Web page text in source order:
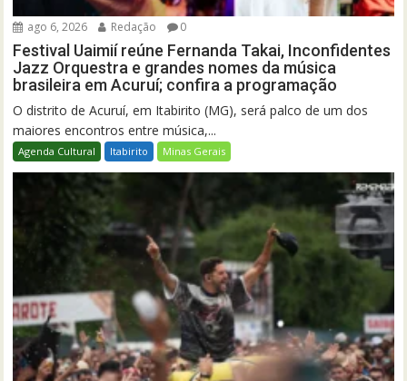
ago 6, 2026 Redação 0
Festival Uaimií reúne Fernanda Takai, Inconfidentes
Jazz Orquestra e grandes nomes da música
brasileira em Acuruí; confira a programação
O distrito de Acuruí, em Itabirito (MG), será palco de um dos
maiores encontros entre música,...
Agenda Cultural Itabirito Minas Gerais